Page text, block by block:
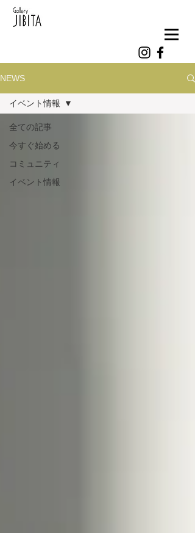
NEWS
全ての記事
今すぐ始める
コミュニティ
イベント情報
イベント情報